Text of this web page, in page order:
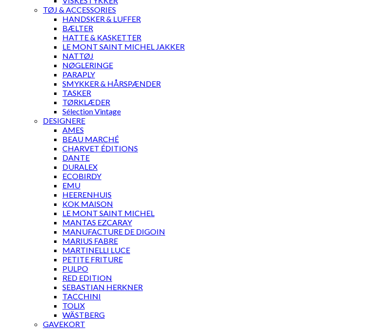
TØJ & ACCESSORIES
HANDSKER & LUFFER
BÆLTER
HATTE & KASKETTER
LE MONT SAINT MICHEL JAKKER
NATTØJ
NØGLERINGE
PARAPLY
SMYKKER & HÅRSPÆNDER
TASKER
TØRKLÆDER
Sélection Vintage
DESIGNERE
AMES
BEAU MARCHÉ
CHARVET ÉDITIONS
DANTE
DURALEX
ECOBIRDY
EMU
HEERENHUIS
KOK MAISON
LE MONT SAINT MICHEL
MANTAS EZCARAY
MANUFACTURE DE DIGOIN
MARIUS FABRE
MARTINELLI LUCE
PETITE FRITURE
PULPO
RED EDITION
SEBASTIAN HERKNER
TACCHINI
TOLIX
WÄSTBERG
GAVEKORT